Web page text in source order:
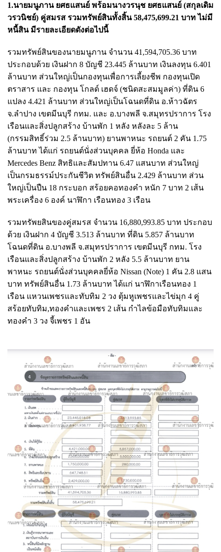
1.นายมนูภาน ยศธแสนย์ พร้อมนางวรนุช ยศธแสนย์ (สกุลเดิม
วรวนิชย์) คู่สมรส รวมทรัพย์สินทั้งสิ้น 58,475,699.21 บาท ไม่มี
หนี้สิน มีรายละเอียดดังต่อไปนี้
รวมทรัพย์สินของนายมนูภาน จำนวน 41,594,705.36 บาท
ประกอบด้วย เงินฝาก 8 บัญชี 23.445 ล้านบาท เงินลงทุน 6.401
ล้านบาท ส่วนใหญ่เป็นกองทุนเพื่อการเลี้ยงชีพ กองทุนเปิด
ตราสาร และ กองทุน โกลด์ เฮดจ์ (ชนิดสะสมมูลค่า) ที่ดิน 6
แปลง 4.421 ล้านบาท ส่วนใหญ่เป็นโฉนดที่ดิน อ.ห้าวฉัตร
จ.ลำปาง เขตมีนบุรี กทม. และ อ.บางพลี จ.สมุทรปราการ โรง
เรือนและสิ่งปลูกสร้าง บ้านพัก 1 หลัง หลังละ 5 ล้าน
(กรรมสิทธิ์ร่วม 2.5 ล้านบาท) ยานพาหนะ รถยนต์ 2 คัน 1.75
ล้านบาท ได้แก่ รถยนต์นั่งส่วนบุคคล ยี่ห้อ Honda และ
Mercedes Benz สิทธิและสัมปทาน 6.47 แสนบาท ส่วนใหญ่
เป็นกรมธรรม์ประกันชีวิต ทรัพย์สินอื่น 2.429 ล้านบาท ส่วน
ใหญ่เป็นปืน 18 กระบอก สร้อยคอทองคำ หนัก 7 บาท 2 เส้น
พระเครื่อง 6 องค์ นาฬิกา เรือนทอง 3 เรือน
รวมทรัพยสินของคู่สมรส จำนวน 16,880,993.85 บาท ประกอบ
ด้วย เงินฝาก 4 บัญชี 3.513 ล้านบาท ที่ดิน 5.857 ล้านบาท
โฉนดที่ดิน อ.บางพลี จ.สมุทรปราการ เขตมีนบุรี กทม. โรง
เรือนและสิ่งปลูกสร้าง บ้านพัก 2 หลัง 5.5 ล้านบาท ยาน
พาหนะ รถยนต์นั่งส่วนบุคคลยี่ห้อ Nissan (Note) 1 คัน 2.8 แสน
บาท ทรัพย์สินอื่น 1.73 ล้านบาท ได้แก่ นาฬิกาเรือนทอง 1
เรือน แหวนเพชรและทับทิม 2 วง ตุ้มหูเพชรและไข่มุก 4 คู่
สร้อยทับทิม,ทองคำและเพชร 2 เส้น กำไลข้อมือทับทิมและ
ทองคำ 3 วง จี้เพชร 1 อัน